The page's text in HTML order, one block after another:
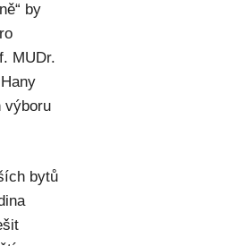
by
MUDr.
výboru
bytů